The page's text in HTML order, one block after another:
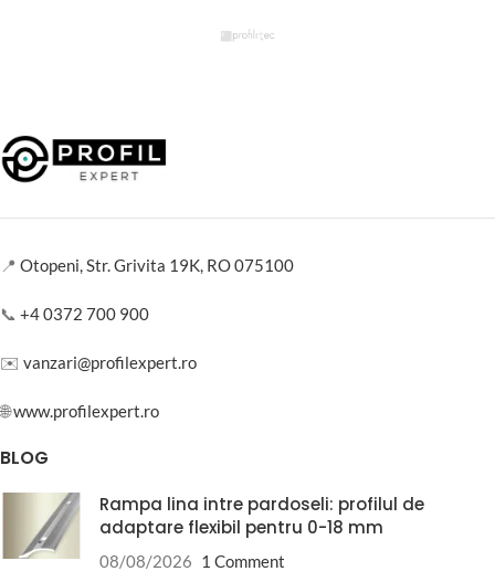
📍 Otopeni, Str. Grivita 19K, RO 075100
📞 +4 0372 700 900
✉️ vanzari@profilexpert.ro
🌐www.profilexpert.ro
BLOG
Rampa lina intre pardoseli: profilul de
adaptare flexibil pentru 0-18 mm
08/08/2026 1 Comment